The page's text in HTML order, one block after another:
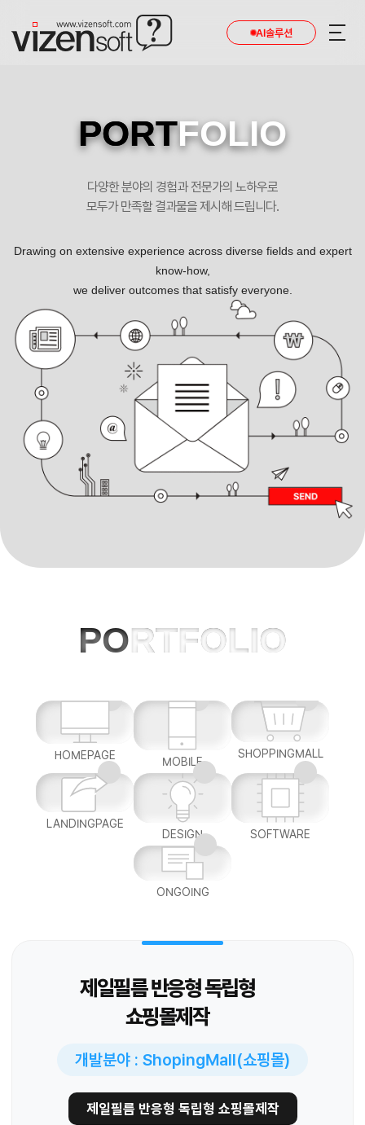
AI솔루션
제일필름 반응형 독립형 쇼핑몰제작 포트폴리오
PORTFOLIO
다양한 분야의 경험과 전문가의 노하우로
모두가 만족할 결과물을 제시해 드립니다.
Drawing on extensive experience across diverse fields and expert
know-how,
we deliver outcomes that satisfy everyone.
PORTFOLIO
HOMEPAGE MOBILE
SHOPPINGMALL
LANDINGPAGE
DESIGN
SOFTWARE
ONGOING
제일필름 반응형 독립형
쇼핑몰제작
개발분야 : ShopingMall(쇼핑몰)
제일필름 반응형 독립형 쇼핑몰제작